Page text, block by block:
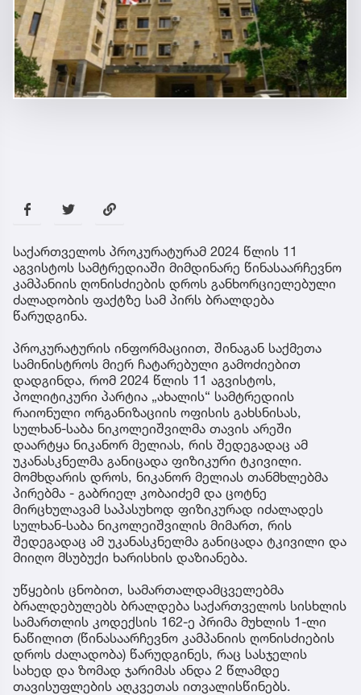
საქართველოს პროკურატურამ 2024 წლის 11
აგვისტოს სამტრედიაში მიმდინარე წინასაარჩევნო
კამპანიის ღონისძიების დროს განხორციელებული
ძალადობის ფაქტზე სამ პირს ბრალდება
წარუდგინა.
პროკურატურის ინფორმაციით, შინაგან საქმეთა
სამინისტროს მიერ ჩატარებული გამოძიებით
დადგინდა, რომ 2024 წლის 11 აგვისტოს,
პოლიტიკური პარტია „ახალის“ სამტრედიის
რაიონული ორგანიზაციის ოფისის გახსნისას,
სულხან-საბა ნიკოლეიშვილმა თავის არეში
დაარტყა ნიკანორ მელიას, რის შედეგადაც ამ
უკანასკნელმა განიცადა ფიზიკური ტკივილი.
მომხდარის დროს, ნიკანორ მელიას თანმხლებმა
პირებმა - გაბრიელ კობაიძემ და ცოტნე
მირცხულავამ საპასუხოდ ფიზიკურად იძალადეს
სულხან-საბა ნიკოლეიშვილის მიმართ, რის
შედეგადაც ამ უკანასკნელმა განიცადა ტკივილი და
მიიღო მსუბუქი ხარისხის დაზიანება.
უწყების ცნობით, სამართალდამცველებმა
ბრალდებულებს ბრალდება საქართველოს სისხლის
სამართლის კოდექსის 162-ე პრიმა მუხლის 1-ლი
ნაწილით (წინასაარჩევნო კამპანიის ღონისძიების
დროს ძალადობა) წარუდგინეს, რაც სასჯელის
სახედ და ზომად ჯარიმას ანდა 2 წლამდე
თავისუფლების აღკვეთას ითვალისწინებს.